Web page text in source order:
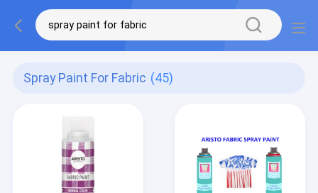
Spray Paint For Fabric (45)